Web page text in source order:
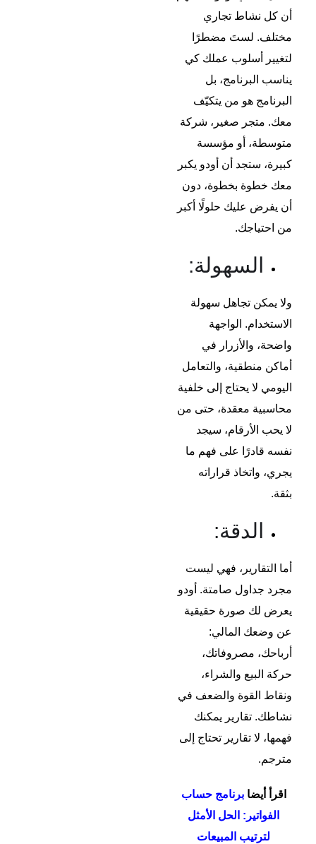
أن كل نشاط تجاري
مختلف. لستَ مضطرًا
لتغيير أسلوب عملك كي
يناسب البرنامج، بل
البرنامج هو من يتكيّف
معك. متجر صغير، شركة
متوسطة، أو مؤسسة
كبيرة، ستجد أن أودو يكبر
معك خطوة بخطوة، دون
أن يفرض عليك حلولًا أكبر
من احتياجك.
السهولة:
ولا يمكن تجاهل سهولة
الاستخدام. الواجهة
واضحة، والأزرار في
أماكن منطقية، والتعامل
اليومي لا يحتاج إلى خلفية
محاسبية معقدة، حتى من
لا يحب الأرقام، سيجد
نفسه قادرًا على فهم ما
يجري، واتخاذ قراراته
بثقة.
الدقة:
أما التقارير، فهي ليست
مجرد جداول صامتة. أودو
يعرض لك صورة حقيقية
عن وضعك المالي:
أرباحك، مصروفاتك،
حركة البيع والشراء،
ونقاط القوة والضعف في
نشاطك. تقارير يمكنك
فهمها، لا تقارير تحتاج إلى
مترجم.
اقرأ أيضابرنامج حساب
الفواتير: الحل الأمثل
لترتيب المبيعات